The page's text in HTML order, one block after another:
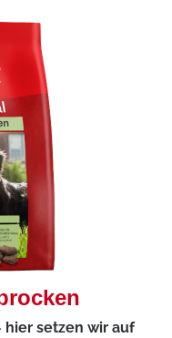
hier setzen wir auf